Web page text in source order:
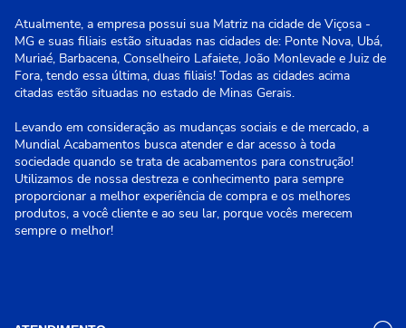
Atualmente, a empresa possui sua Matriz na cidade de Viçosa -
MG e suas filiais estão situadas nas cidades de: Ponte Nova, Ubá,
Muriaé, Barbacena, Conselheiro Lafaiete, João Monlevade e Juiz de
Fora, tendo essa última, duas filiais! Todas as cidades acima
citadas estão situadas no estado de Minas Gerais.
Levando em consideração as mudanças sociais e de mercado, a
Mundial Acabamentos busca atender e dar acesso à toda
sociedade quando se trata de acabamentos para construção!
Utilizamos de nossa destreza e conhecimento para sempre
proporcionar a melhor experiência de compra e os melhores
produtos, a você cliente e ao seu lar, porque vocês merecem
sempre o melhor!